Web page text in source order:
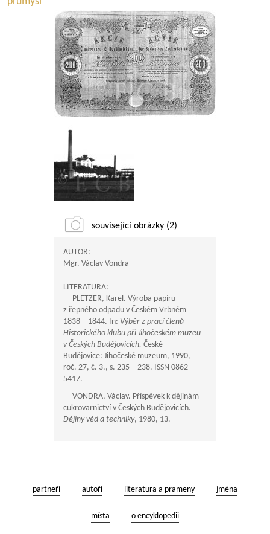
související obrázky (2)
AUTOR:
Mgr. Václav Vondra
LITERATURA:
PLETZER, Karel. Výroba papíru
z řepného odpadu v Českém Vrbném
1838—1844. In: Výběr z prací členů
Historického klubu při Jihočeském muzeu
v Českých Budějovicích. České
Budějovice: Jihočeské muzeum, 1990,
roč. 27, č. 3., s. 235—238. ISSN 0862-
5417.
VONDRA, Václav. Příspěvek k dějinám
cukrovarnictví v Českých Budějovicích.
Dějiny věd a techniky, 1980, 13.
partneři autoři literatura a prameny jména
místa o encyklopedii